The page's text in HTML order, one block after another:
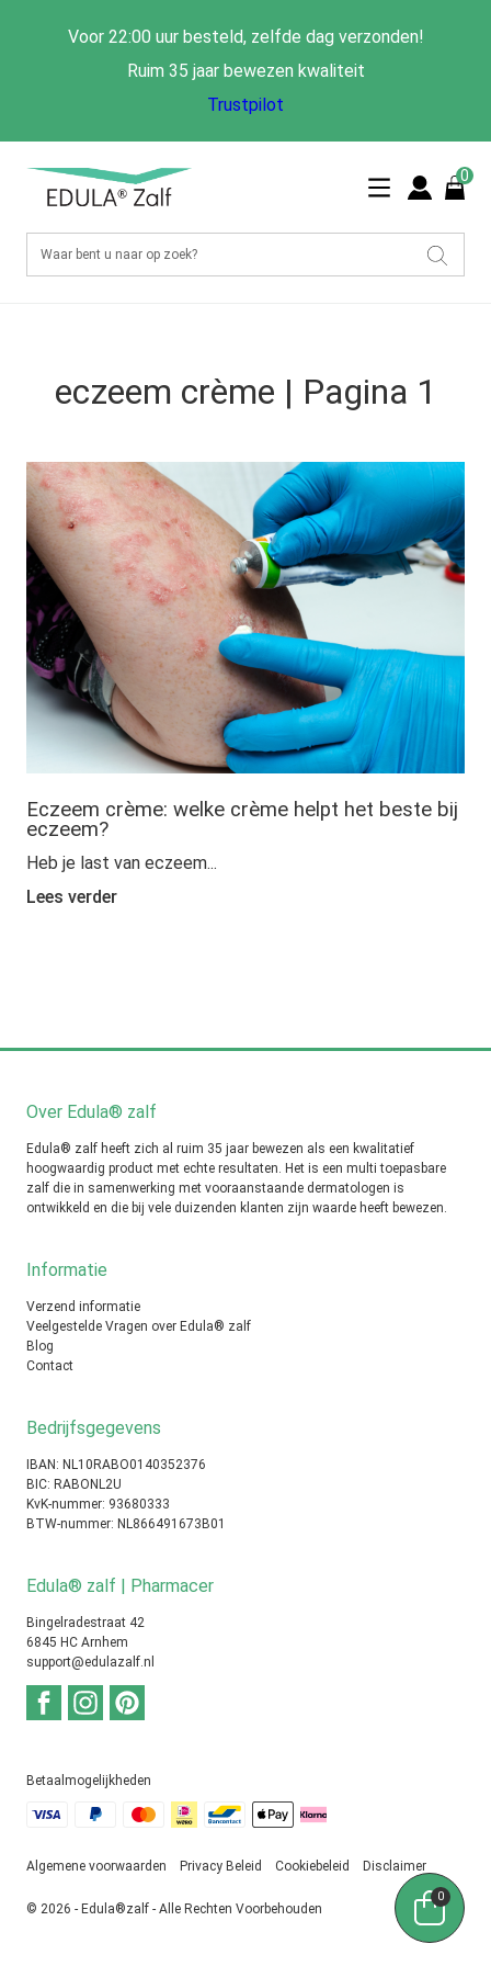
Voor 22:00 uur besteld, zelfde dag verzonden!
Ruim 35 jaar bewezen kwaliteit
Trustpilot
0
eczeem crème | Pagina 1
Eczeem crème: welke crème helpt het beste bij
eczeem?
Heb je last van eczeem...
Lees verder
Over Edula® zalf
Edula® zalf heeft zich al ruim 35 jaar bewezen als een kwalitatief
hoogwaardig product met echte resultaten. Het is een multi toepasbare
zalf die in samenwerking met vooraanstaande dermatologen is
ontwikkeld en die bij vele duizenden klanten zijn waarde heeft bewezen.
Informatie
Verzend informatie
Veelgestelde Vragen over Edula® zalf
Blog
Contact
Bedrijfsgegevens
IBAN: NL10RABO0140352376
BIC: RABONL2U
KvK-nummer: 93680333
BTW-nummer: NL866491673B01
Edula® zalf | Pharmacer
Bingelradestraat 42
6845 HC Arnhem
support@edulazalf.nl
Betaalmogelijkheden
© 2026 - Edula®zalf - Alle Rechten Voorbehouden
Algemene voorwaarden Privacy Beleid Cookiebeleid Disclaimer
0